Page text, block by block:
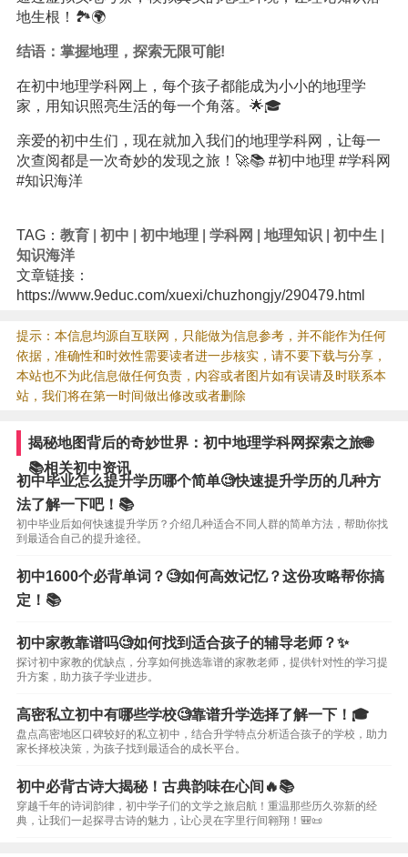
地生根！🏞️🌍
结语：掌握地理，探索无限可能!
在初中地理学科网上，每个孩子都能成为小小的地理学
家，用知识照亮生活的每一个角落。🌟🎓
亲爱的初中生们，现在就加入我们的地理学科网，让每一
次查阅都是一次奇妙的发现之旅！🚀📚 #初中地理 #学科网
#知识海洋
TAG： 教育| 初中 初中地理 学科网 地理知识 初中生
知识海洋
文章链接：
https://www.9educ.com/xuexi/chuzhongjy/290479.html
提示：本信息均源自互联网，只能做为信息参考，并不能作为任何
依据，准确性和时效性需要读者进一步核实，请不要下载与分享，
本站也不为此信息做任何负责，内容或者图片如有误请及时联系本
站，我们将在第一时间做出修改或者删除
揭秘地图背后的奇妙世界：初中地理学科网探索之旅🌐
📚相关初中资讯
初中毕业怎么提升学历哪个简单🧐快速提升学历的几种方
法了解一下吧！📚
初中毕业后如何快速提升学历？介绍几种适合不同人群的简单方法，帮助你找
到最适合自己的提升途径。
初中1600个必背单词？🧐如何高效记忆？这份攻略帮你搞
定！📚
初中家教靠谱吗🧐如何找到适合孩子的辅导老师？✨
探讨初中家教的优缺点，分享如何挑选靠谱的家教老师，提供针对性的学习提
升方案，助力孩子学业进步。
高密私立初中有哪些学校🧐靠谱升学选择了解一下！🎓
盘点高密地区口碑较好的私立初中，结合升学特点分析适合孩子的学校，助力
家长择校决策，为孩子找到最适合的成长平台。
初中必背古诗大揭秘！古典韵味在心间🔥📚
穿越千年的诗词韵律，初中学子们的文学之旅启航！重温那些历久弥新的经
典，让我们一起探寻古诗的魅力，让心灵在字里行间翱翔！🎒📜